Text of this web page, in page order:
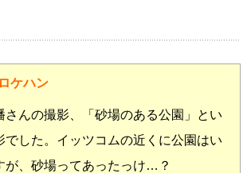
ケハン
さんの撮影、「砂場のある公園」とい
でした。イッツコムの近くに公園はい
が、砂場ってあったっけ…？